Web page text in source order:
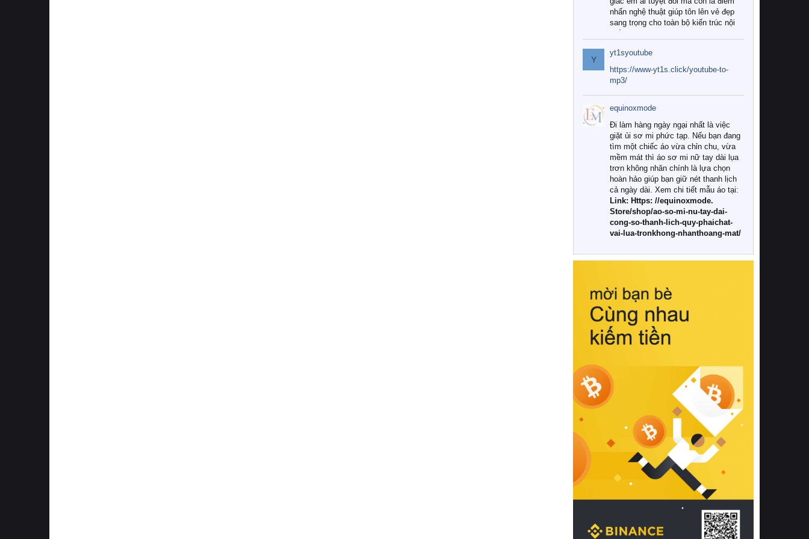
nhấn nghệ thuật giúp tôn lên vẻ đẹp
sang trọng cho toàn bộ kiến trúc nội
Tuy nhiên, giữa thị trường đa dạng
với vô vàn thương hiệu và mẫu mã
như hiện nay, làm thế nào để chọn
được những bộ chăn ga gối đệm cao
cấp thực sự chất lượng, phù hợp với
khí hậu và nhu cầu sử dụng của gia
đình? Hãy cùng chúng tôi đi tìm lời
giải đáp chi tiết qua bài viết dưới đây.
1. Tại sao các gia đình hiện đại lại ưa
chuộng chăn ga gối đệm cao cấp?
Khác với các dòng sản phẩm thông
thường, những bộ chăn ga gối đệm
cao cấp trải qua quy trình sản xuất
nghiêm ngặt từ khâu chọn lọc nguyên
liệu tự nhiên đến công nghệ dệt
nhuộm hiện đại không chứa hóa chất
này, bạn sẽ cảm nhận rõ rệt sự khác
hồi chuẩn xác của phần đệm nâng đỡ
cột sống.
Bên cạnh đó, việc lựa chọn các dòng
sản phẩm đạt chuẩn chất lượng quốc
tế còn giúp ngăn ngừa tình trạng kích
khuẩn và nấm mốc trong điều kiện
thời tiết nóng ẩm. Bạn có thể tìm hiểu
thêm các nghiên cứu khoa học về tác
động của giấc ngủ và môi trường
phòng ngủ đối với sức khỏe con
người tại Sleep Foundation (External
Link) để có cái nhìn toàn diện hơn.
2. Các tiêu chí vàng khi lựa chọn
chăn ga gối đệm cao cấp cho phòng
ngủ
Để sở hữu một bộ chăn ga gối đệm
cao cấp hoàn hảo cả về thẩm mỹ lẫn
công năng, người tiêu dùng cần cân
nhắc kỹ lưỡng các tiêu chí quan trọng
Y
yt1syoutube
https://www-yt1s.click/youtube-to-
mp3/
equinoxmode
Đi làm hàng ngày ngại nhất là việc
giặt ủi sơ mi phức tạp. Nếu bạn đang
tìm một chiếc áo vừa chỉn chu, vừa
mềm mát thì áo sơ mi nữ tay dài lụa
trơn không nhăn chính là lựa chọn
hoàn hảo giúp bạn giữ nét thanh lịch
cả ngày dài. Xem chi tiết mẫu áo tại:
Link: Https: //equinoxmode.
Store/shop/ao-so-mi-nu-tay-dai-
cong-so-thanh-lich-quy-phaichat-
vai-lua-tronkhong-nhanthoang-mat/